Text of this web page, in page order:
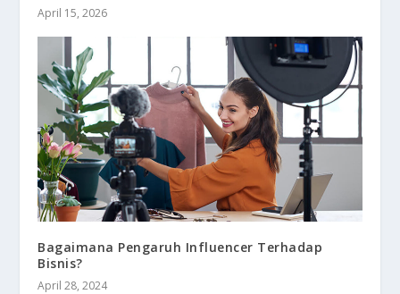
April 15, 2026
Bagaimana Pengaruh Influencer Terhadap
Bisnis?
April 28, 2024